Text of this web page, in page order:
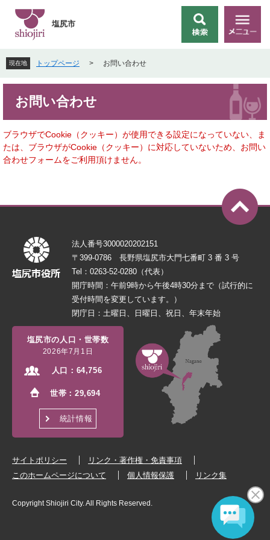
先
頭
で
を
飛
ば
本
文
へ
索
メ
ニ
塩尻市
現在地 トップページ > お問い合わせ
お問い合わせ
ブラウザでCookie（クッキー）が使用できる設定になっていない、ま
たは、ブラウザがCookie（クッキー）に対応していないため、お問い
合わせフォームをご利用頂けません。
法人番号3000020202151
〒399-0786 長野県塩尻市大門七番町 3 番 3 号
Tel：0263-52-0280（代表）
開庁時間：午前9時から午後4時30分まで（試行的に
受付時間を変更しています。）
閉庁日：土曜日、日曜日、祝日、年末年始
塩尻市の人口・世帯数
2026年7月1日
人口： 64,756
世帯：29,694
統計情報
サイトポリシー
リンク・著作権・免責事項
このホームページについて
個人情報保護 リンク集
Copyright Shiojiri City. All Rights Reserved.